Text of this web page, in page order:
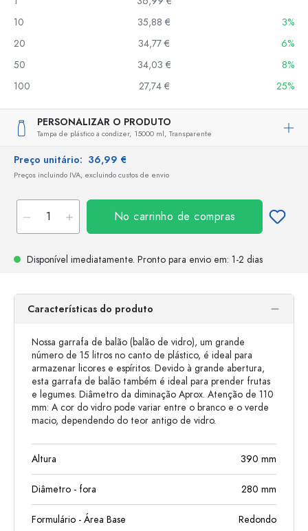
10
35,88 €
3%
20
34,77 €
6%
50
34,03 €
8%
100
27,74 € 25%
PERSONALIZAR O PRODUTO
Tampa de plástico a condizer, 15000 ml, Transparente
Preço unitário: 36,99 €
Preços incluindo IVA, excluindo custos de envio
No carrinho de compras
Disponível imediatamente. Pronto para envio em: 1-2 dias
Características do produto
Nossa garrafa de balão (balão de vidro), um grande
número de 15 litros no canto de plástico, é ideal para
armazenar licores e espíritos. Devido à grande abertura,
esta garrafa de balão também é ideal para prender frutas
e legumes. Diâmetro da diminação Aprox. Atenção de 110
mm: A cor do vidro pode variar entre o branco e o verde
macio, dependendo do teor antigo de vidro.
Altura 390 mm
Diâmetro - fora 280 mm
Formulário - Área Base Redondo